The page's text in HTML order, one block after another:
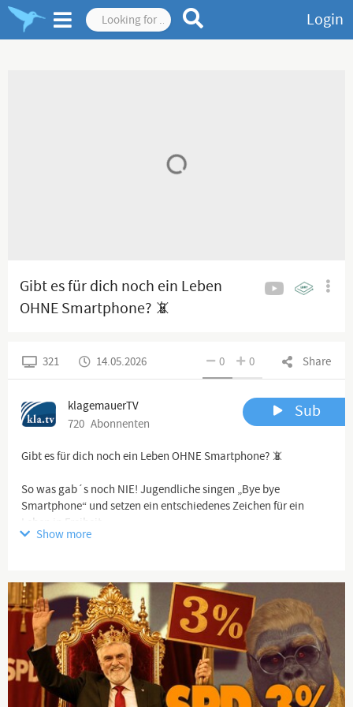
Login
Gibt es für dich noch ein Leben
OHNE Smartphone? 📵
Share
0 0
321 14.05.2026
klagemauerTV
720 Abonnenten
Sub
Gibt es für dich noch ein Leben OHNE Smartphone? 📵
So was gab´s noch NIE! Jugendliche singen „Bye bye
Smartphone“ und setzen ein entschiedenes Zeichen für ein
Leben in Freiheit.
🔗 www.kla.tv/41208
#shorts #film #schauspiel #ki #künstlicheintelligenz #lovestory
#twist #emotional #drama #movie #acting #storytime #fyp
Channel description
www.kla.tv
Show more